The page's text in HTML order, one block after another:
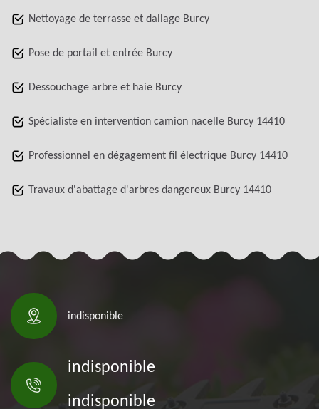
Nettoyage de terrasse et dallage Burcy
Pose de portail et entrée Burcy
Dessouchage arbre et haie Burcy
Spécialiste en intervention camion nacelle Burcy 14410
Professionnel en dégagement fil électrique Burcy 14410
Travaux d'abattage d'arbres dangereux Burcy 14410
indisponible
indisponible
indisponible